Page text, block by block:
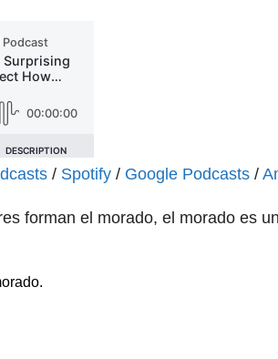
/ Spotify/ Google Podcasts/
forman el morado, el morado es